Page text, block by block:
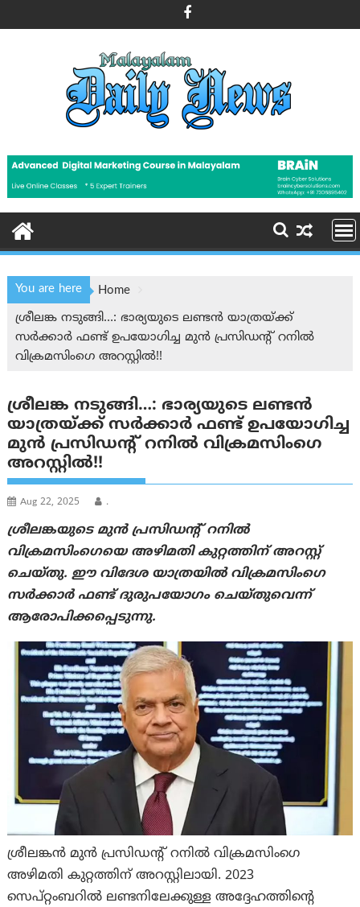
to
You are here
Home
ശ്രീലങ്ക നടുങ്ങി…: ഭാര്യയുടെ ലണ്ടൻ യാത്രയ്ക്ക്
സർക്കാർ ഫണ്ട് ഉപയോഗിച്ച മുൻ പ്രസിഡന്റ് റനിൽ
വിക്രമസിംഗെ അറസ്റ്റിൽ!!
ശ്രീലങ്ക നടുങ്ങി…: ഭാര്യയുടെ ലണ്ടൻ
യാത്രയ്ക്ക് സർക്കാർ ഫണ്ട് ഉപയോഗിച്ച
മുൻ പ്രസിഡന്റ് റനിൽ വിക്രമസിംഗെ
അറസ്റ്റിൽ!!
Aug 22, 2025 .
ശ്രീലങ്കയുടെ മുൻ പ്രസിഡന്റ് റനിൽ
വിക്രമസിംഗെയെ അഴിമതി കുറ്റത്തിന് അറസ്റ്റ്
ചെയ്തു. ഈ വിദേശ യാത്രയിൽ വിക്രമസിംഗെ
സർക്കാർ ഫണ്ട് ദുരുപയോഗം ചെയ്തുവെന്ന്
ആരോപിക്കപ്പെടുന്നു.
ശ്രീലങ്കൻ മുൻ പ്രസിഡന്റ് റനിൽ വിക്രമസിംഗെ
അഴിമതി കുറ്റത്തിന് അറസ്റ്റിലായി. 2023
സെപ്റ്റംബറിൽ ലണ്ടനിലേക്കുള്ള അദ്ദേഹത്തിന്റെ